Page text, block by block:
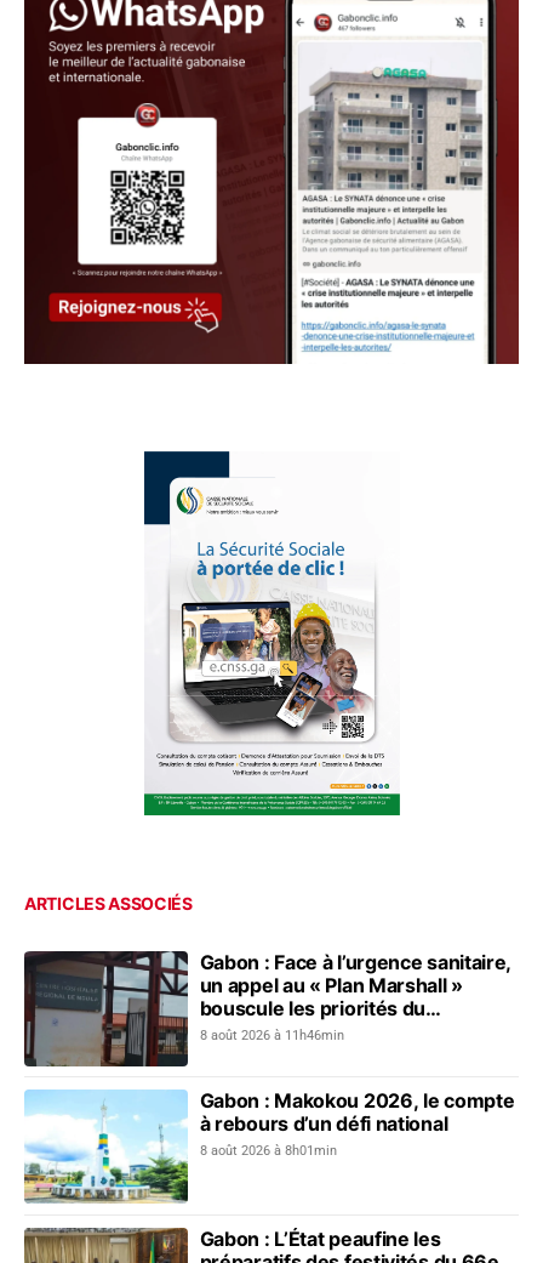
ARTICLES ASSOCIÉS
Gabon : Face à l’urgence sanitaire,
un appel au « Plan Marshall »
bouscule les priorités du
gouvernement
8 août 2026 à 11h46min
Gabon : Makokou 2026, le compte
à rebours d’un défi national
8 août 2026 à 8h01min
Gabon : L’État peaufine les